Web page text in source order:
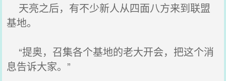
天亮之后，有不少新人从四面八方来到联盟
基地。
“提奥，召集各个基地的老大开会，把这个消
息告诉大家。”